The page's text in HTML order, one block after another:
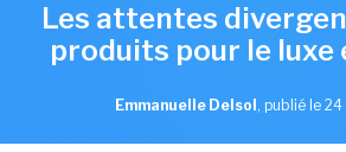
Les attentes
produits pour le luxe
Emmanuelle Delsol , publié le